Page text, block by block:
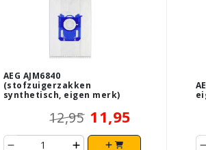
AEG AJM6840
(stofzuigerzakken
synthetisch, eigen merk)
12,95 11,95